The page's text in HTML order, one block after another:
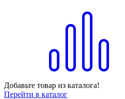
Добавьте товар из каталога!
Перейти в каталог